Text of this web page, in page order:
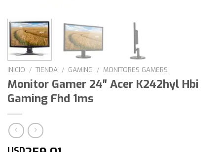
INICIO / TIENDA / GAMING / MONITORES GAMERS
Monitor Gamer 24″ Acer K242hyl Hbi
Gaming Fhd 1ms